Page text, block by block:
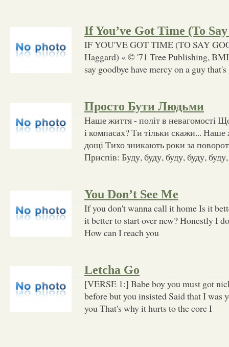
If You’ve Got Time (To
IF YOU'VE GOT TIME (TO SAY
Haggard) « © '71 Tree Publishing,
say goodbye have mercy on a guy
Просто Бути Людьми
Наше життя - політ в невагомості
і компасах? Ти тільки скажи... Наше
дощі Тихо зникають роки за
Приспів: Буду, буду, буду, буду,
You Don’t See Me
If you don't wanna call it home Is it
it better to start over new? Honestly I
How can I reach you
Letcha Go
[VERSE 1:] Babe boy you must got
before but you insisted Said that I was
you That's why it hurts to the core I